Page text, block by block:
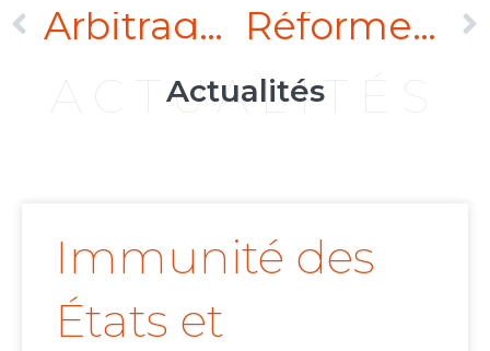
Arbitrage sportif : vers un contrôle renforcé des sentences arbitrales au regard de l’ordre public de l’Union Réforme du régime des nullités en droit des sociétés
ACTUALITÉS
Actualités
Immunité des
États et